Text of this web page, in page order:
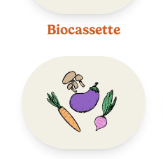
Biocassette